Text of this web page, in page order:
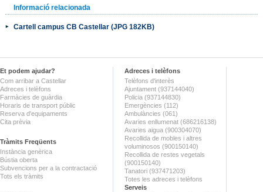
Informació relacionada
Cartell campus CB Castellar (JPG 182KB)
Et podem ajudar?
Com arribar a Castellar
Adreces i telèfons
Farmàcies de guàrdia
Horaris de transport públic
Reserva d'equipaments
Cita prèvia
Tràmits Freqüents
Instància genèrica
Bústia oberta
Subvencions per a la contractació
Tots els tràmits
Adreces i telèfons
Telèfons d'interès
Ajuntament (937144040)
Policia (937144830)
Emergències (112)
Ambulàncies (061)
Avaries enllumenat (686216138)
Avaries aigua (900304070)
Recollida de mobles i altres
voluminosos (900150140)
Recollida de restes vegetals
(900150140)
Tanatori (937471203)
Totes les adreces i telèfons
Serveis